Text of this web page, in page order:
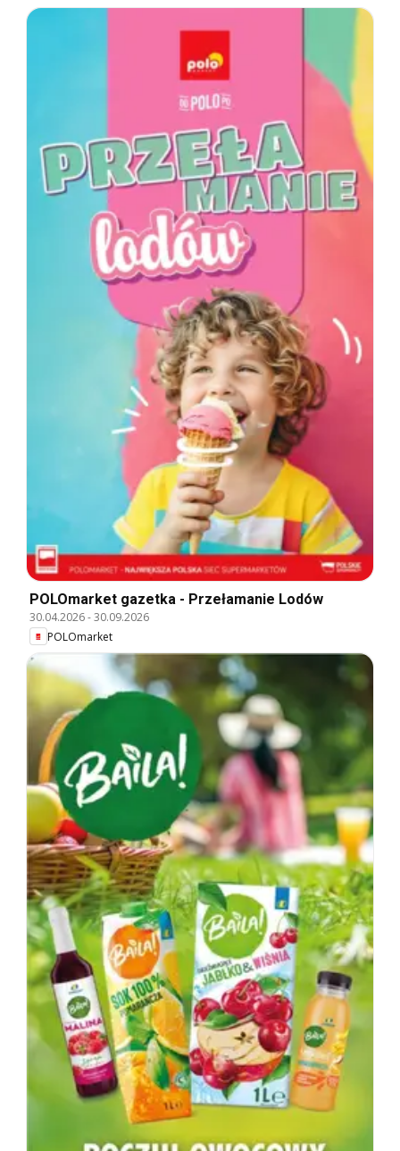
POLOmarket gazetka - Przełamanie Lodów
30.04.2026-30.09.2026
POLOmarket